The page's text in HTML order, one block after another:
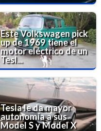
Este Volkswagen pick
up de 1969 tiene el
motor eléctrico de un
Tesl...
Tesla le da mayor
autonomía a sus
Model S y Model X